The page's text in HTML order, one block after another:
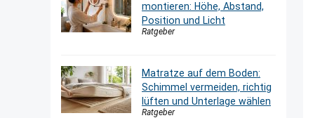
montieren: Höhe, Abstand,
Position und Licht
Ratgeber
Matratze auf dem Boden:
Schimmel vermeiden, richtig
lüften und Unterlage wählen
Ratgeber